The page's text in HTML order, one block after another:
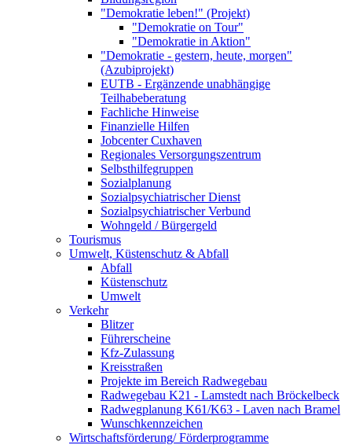
"Demokratie leben!" (Projekt)
"Demokratie on Tour"
"Demokratie in Aktion"
"Demokratie - gestern, heute, morgen"
(Azubiprojekt)
EUTB - Ergänzende unabhängige
Teilhabeberatung
Fachliche Hinweise
Finanzielle Hilfen
Jobcenter Cuxhaven
Regionales Versorgungszentrum
Selbsthilfegruppen
Sozialplanung
Sozialpsychiatrischer Dienst
Sozialpsychiatrischer Verbund
Wohngeld / Bürgergeld
Tourismus
Umwelt, Küstenschutz & Abfall
Abfall
Küstenschutz
Umwelt
Verkehr
Blitzer
Führerscheine
Kfz-Zulassung
Kreisstraßen
Projekte im Bereich Radwegebau
Radwegebau K21 - Lamstedt nach Bröckelbeck
Radwegplanung K61/K63 - Laven nach Bramel
Wunschkennzeichen
Wirtschaftsförderung/ Förderprogramme